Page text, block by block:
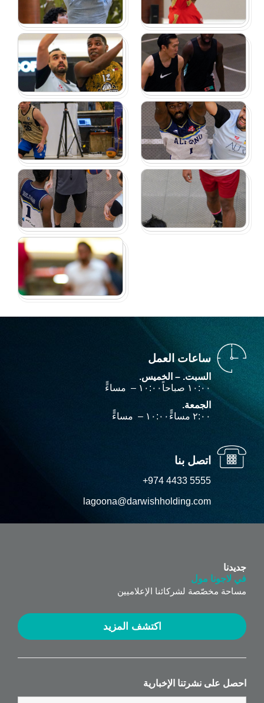
ساعات العمل
السبت. – الخميس.
۱۰:۰۰ صباحاً‎ – ۱۰:۰۰ مساءًً‎
الجمعة.
۲:۰۰ مساءًً‎ – ۱۰:۰۰ مساءًً‎
اتصل بنا
+974 4433 5555
lagoona@darwishholding.com
جديدنا
في لاجونا مول
مساحة مخصّصة لشركائنا الإعلاميين
اكتشف المزيد
احصل على نشرتنا الإخبارية